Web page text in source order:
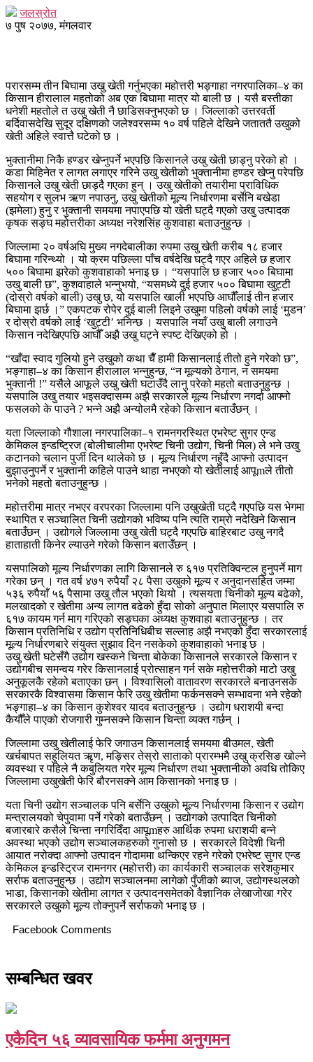
जलस्रोत
७ पुष २०७७, मंगलवार
परारसम्म तीन बिघामा उखु खेती गर्नुभएका महोत्तरी भङ्गाहा नगरपालिका–४ का
किसान हीरालाल महतोको अब एक बिघामा मात्र यो बाली छ । यसै बस्तीका
धनेशी महतोले त उखु खेती नै छाडिसक्नुभएको छ । जिल्लाको उत्तरवर्ती
बर्दिवासदेखि सुदूर दक्षिणको जलेश्वरसम्म १० वर्ष पहिले देखिने जताततै उखुको
खेती अहिले स्वात्तै घटेको छ ।
भुक्तानीमा निकै हण्डर खेप्नुपर्ने भएपछि किसानले उखु खेती छाड्नु परेको हो ।
कडा मिहिनेत र लागत लगाएर गरिने उखु खेतीको भुक्तानीमा हण्डर खेप्नु परेपछि
किसानले उखु खेती छाड्दै गएका हुन् । उखु खेतीको तयारीमा प्राविधिक
सहयोग र सुलभ ऋण नपाउनु, उखु खेतीको मूल्य निर्धारणमा बर्सेनि बखेडा
(झमेला) हुनु र भुक्तानी समयमा नपाएपछि यो खेती घट्दै गएको उखु उत्पादक
कृषक सङ्घ महोत्तरीका अध्यक्ष नरेशसिंह कुशवाहा बताउनुहुन्छ ।
जिल्लामा २० वर्षअघि मुख्य नगदेबालीका रुपमा उखु खेती करीब १८ हजार
बिघामा गरिन्थ्यो । यो क्रम पछिल्ला पाँच वर्षदेखि घट्दै गएर अहिले छ हजार
५०० बिघामा झरेको कुशवाहाको भनाइ छ । “यसपालि छ हजार ५०० बिघामा
उखु बाली छ”, कुशवाहाले भन्नुभयो, “यसमध्ये दुई हजार ५०० बिघामा खुट्टी
(दोस्रो वर्षको बाली) उखु छ, यो यसपालि खाली भएपछि आघौँलाई तीन हजार
बिघामा झर्छ ।” एकपटक रोपेर दुई बाली लिइने उखुमा पहिलो वर्षको लाई ‘मुडन’
र दोस्रो वर्षको लाई ‘खुट्टी’ भनिन्छ । यसपालि नयाँ उखु बाली लगाउने
किसान नदेखिएपछि आघौँ अझै उखु घट्ने स्पष्ट देखिएको हो ।
“खाँदा स्वाद गुलियो हुने उखुको कथा चैँ हामी किसानलाई तीतो हुने गरेको छ”,
भङ्गाहा–४ का किसान हीरालाल भन्नुहुन्छ, “न मूल्यको ठेगान, न समयमा
भुक्तानी !” यसैले आफूले उखु खेती घटाउँदै लानु परेको महतो बताउनुहुन्छ ।
यसपालि उखु तयार भइसक्दासम्म अझै सरकारले मूल्य निर्धारण नगर्दा आफ्नो
फसलको के पाउने ? भन्ने अझै अन्योलमै रहेको किसान बताउँछन् ।
यता जिल्लाको गौशाला नगरपालिका–१ रामनगरस्थित एभरेष्ट सुगर एन्ड
केमिकल इन्डष्ट्रिज (बोलीचालीमा एभरेष्ट चिनी उद्योग, चिनी मिल) ले भने उखु
कटानको चलान पुर्जी दिन थालेको छ । मूल्य निर्धारण नहुँदै आफ्नो उत्पादन
बुझाउनुपर्ने र भुक्तानी कहिले पाउने थाहा नभएको यो खेतीलाई आपूmले तीतो
भनेको महतो बताउनुहुन्छ ।
महोत्तरीमा मात्र नभएर वरपरका जिल्लामा पनि उखुखेती घट्दै गएपछि यस भेगमा
स्थापित र सञ्चालित चिनी उद्योगको भविष्य पनि त्यति राम्रो नदेखिने किसान
बताउँछन् । उद्योगले जिल्लामा उखु खेती घट्दै गएपछि बाहिरबाट उखु नगदै
हाताहाती किनेर ल्याउने गरेको किसान बताउँछन् ।
यसपालिको मूल्य निर्धारणका लागि किसानले रु ६१७ प्रतिक्विन्टल हुनुपर्ने माग
गरेका छन् । गत वर्ष ४७१ रुपैयाँ २८ पैसा उखुको मूल्य र अनुदानसहित जम्मा
५३६ रुपैयाँ ५६ पैसामा उखु तौल भएको थियो । त्यसयता चिनीको मूल्य बढेको,
मलखादको र खेतीमा अन्य लागत बढेको हुँदा सोको अनुपात मिलाएर यसपालि रु
६१७ कायम गर्न माग गरिएको सङ्घका अध्यक्ष कुशवाहा बताउनुहुन्छ । तर
किसान प्रतिनिधि र उद्योग प्रतिनिधिबीच सल्लाह अझै नभएको हुँदा सरकारलाई
मूल्य निर्धारणबारे संयुक्त सुझाव दिन नसकेको कुशवाहाको भनाइ छ ।
उखु खेती घटेसँगै उद्योग खस्कने चिन्ता बोकेका किसानले सरकारले किसान र
उद्योगबीच समन्वय गरेर किसानलाई प्रोत्साहन गर्न सके महोत्तरीको माटो उखु
अनुकूलकै रहेको बताएका छन् । विश्वासिलो वातावरण सरकारले बनाउनसके
सरकारकै विश्वासमा किसान फेरि उखु खेतीमा फर्कनसक्ने सम्भावना भने रहेको
भङ्गाहा–४ का किसान कुशेश्वर यादव बताउनुहुन्छ । उद्योग धराशयी बन्दा
कैयौँले पाएको रोजगारी गुम्नसक्ने किसान चिन्ता व्यक्त गर्छन् ।
जिल्लामा उखु खेतीलाई फेरि जगाउन किसानलाई समयमा बीउमल, खेती
खर्चबापत सहुलियत ऋृण, मङ्सिर तेस्रो साताको प्रारम्भमै उखु क्रसिङ खोल्ने
व्यवस्था र पहिले नै कबुलियत गरेर मूल्य निर्धारण तथा भुक्तानीको अवधि तोकिए
जिल्लामा उखुखेती फेरि बौरनसक्ने आम किसानको भनाइ छ ।
यता चिनी उद्योग सञ्चालक पनि बर्सेनि उखुको मूल्य निर्धारणमा किसान र उद्योग
मन्त्रालयको चेपुवामा पर्ने गरेको बताउँछन् । उद्योगको उत्पादित चिनीको
बजारबारे कसैले चिन्ता नगरिदिँदा आपूmहरु आर्थिक रुपमा धराशयी बन्ने
अवस्था भएको उद्योग सञ्चालकहरुको गुनासो छ । सरकारले विदेशी चिनी
आयात नरोक्दा आफ्नो उत्पादन गोदाममा थन्किएर रहने गरेको एभरेष्ट सुगर एन्ड
केमिकल इन्डस्ट्रिज रामनगर (महोत्तरी) का कार्यकारी सञ्चालक सरेशकुमार
सर्राफ बताउनुहुन्छ । उद्योग सञ्चालनमा लागेको पुँजीको ब्याज, उद्योगस्थलको
भाडा, किसानको खेतीमा लागत र उत्पादनसमेतको वैज्ञानिक लेखाजोखा गरेर
सरकारले उखुको मूल्य तोक्नुपर्ने सर्राफको भनाइ छ ।
Facebook Comments
सम्बन्धित खवर
एकैदिन ५६ व्यावसायिक फर्ममा अनुगमन